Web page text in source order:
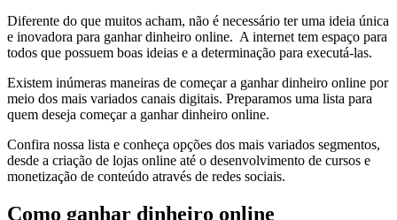
Diferente do que muitos acham, não é necessário ter uma ideia única
e inovadora para ganhar dinheiro online. A internet tem espaço para
todos que possuem boas ideias e a determinação para executá-las.
Existem inúmeras maneiras de começar a ganhar dinheiro online por
meio dos mais variados canais digitais. Preparamos uma lista para
quem deseja começar a ganhar dinheiro online.
Confira nossa lista e conheça opções dos mais variados segmentos,
desde a criação de lojas online até o desenvolvimento de cursos e
monetização de conteúdo através de redes sociais.
Como ganhar dinheiro online